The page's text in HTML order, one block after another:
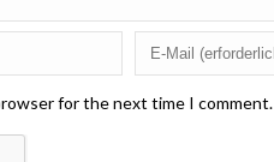
for the next time I comment.